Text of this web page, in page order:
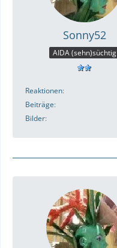
Sonny52
AIDA (sehn)süchtig
Reaktionen
Beiträge
Bilder